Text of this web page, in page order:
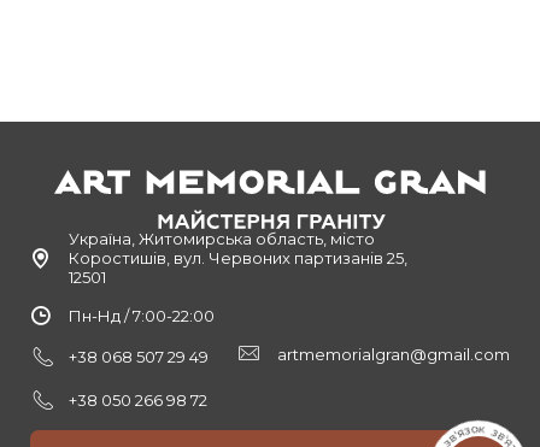
Україна, Житомирська область, місто
Коростишів, вул. Червоних партизанів 25,
12501
Пн-Нд / 7:00-22:00
+38 068 507 29 49
+38 050 266 98 72
artmemorialgran@gmail.com